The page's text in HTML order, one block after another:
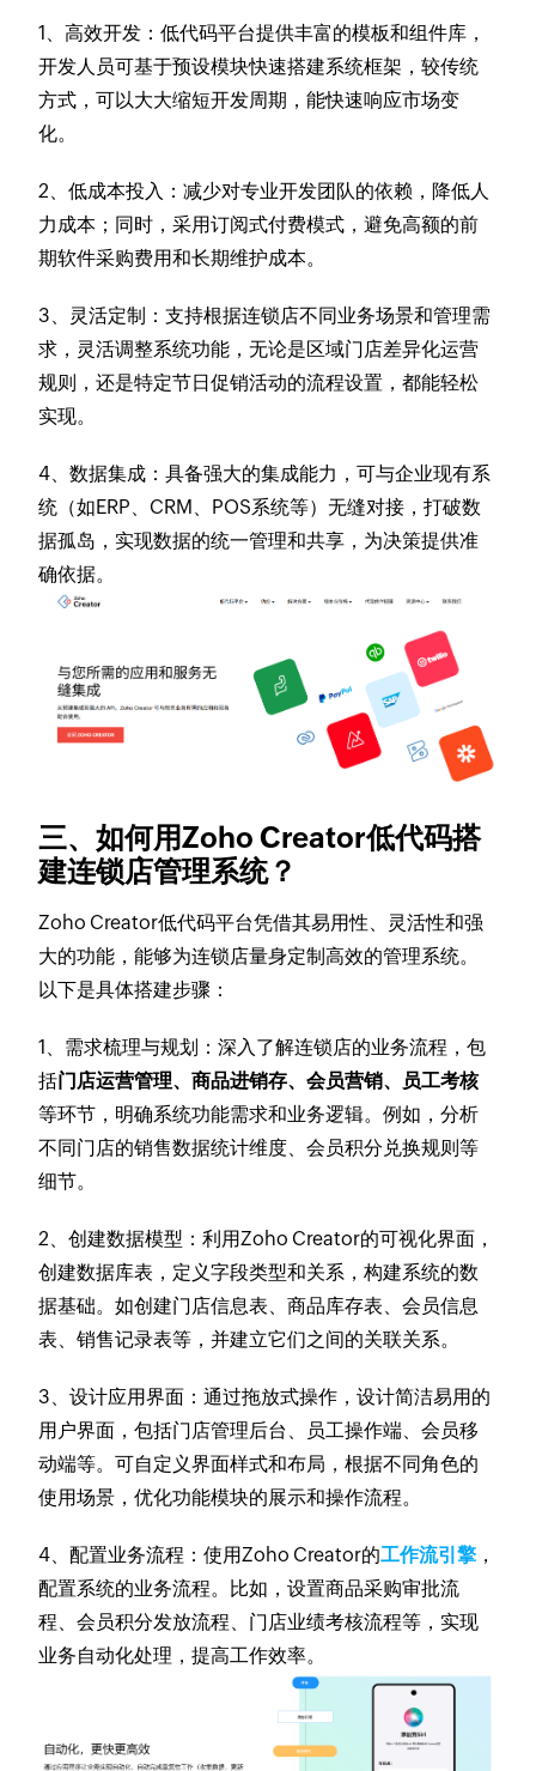
1、高效开发 ：低代码平台提供丰富的模板和组件库，
开发人员可基于预设模块快速搭建系统框架，较传统
方式，可以大大缩短开发周期，能快速响应市场变
化。
2、低成本投入 ：减少对专业开发团队的依赖，降低人
力成本；同时，采用订阅式付费模式，避免高额的前
期软件采购费用和长期维护成本。
3、灵活定制 ：支持根据连锁店不同业务场景和管理需
求，灵活调整系统功能，无论是区域门店差异化运营
规则，还是特定节日促销活动的流程设置，都能轻松
实现。
4、数据集成 ：具备强大的集成能力，可与企业现有系
统（如ERP、CRM、POS系统等）无缝对接，打破数
据孤岛，实现数据的统一管理和共享，为决策提供准
确依据。
三、如何用Zoho Creator低代码搭
建连锁店管理系统？
Zoho Creator低代码平台凭借其易用性、灵活性和强
大的功能，能够为连锁店量身定制高效的管理系统。
以下是具体搭建步骤：
1、需求梳理与规划 ：深入了解连锁店的业务流程，包
括门店运营管理、商品进销存、会员营销、员工考核
等环节，明确系统功能需求和业务逻辑。例如，分析
不同门店的销售数据统计维度、会员积分兑换规则等
细节。
2、创建数据模型 ：利用Zoho Creator的可视化界面，
创建数据库表，定义字段类型和关系，构建系统的数
据基础。如创建门店信息表、商品库存表、会员信息
表、销售记录表等，并建立它们之间的关联关系。
3、设计应用界面 ：通过拖放式操作，设计简洁易用的
用户界面，包括门店管理后台、员工操作端、会员移
动端等。可自定义界面样式和布局，根据不同角色的
使用场景，优化功能模块的展示和操作流程。
4、配置业务流程 ：使用Zoho Creator的工作流引擎 ，
配置系统的业务流程。比如，设置商品采购审批流
程、会员积分发放流程、门店业绩考核流程等，实现
业务自动化处理，提高工作效率。